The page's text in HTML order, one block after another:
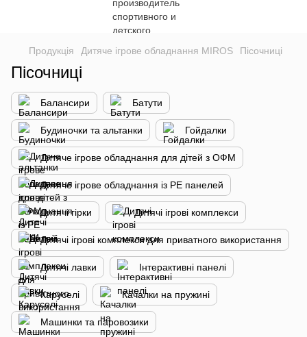
Продукція Дитяче ігрове обладнання MIROS Пісочниці
Пісочниці
Балансири Батути
Будиночки та альтанки Гойдалки
Дитяче ігрове обладнання для дітей з ОФM
Дитяче ігрове обладнання із РЕ панелей
Дитячі гірки Дитячі ігрові комплекси
Дитячі ігрові комплекси для приватного використання
Дитячі лавки Інтерактивні панелі
Каруселі Качалки на пружині
Машинки та паровозики